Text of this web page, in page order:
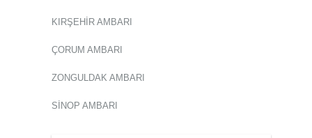
KIRŞEHİR AMBARI
ÇORUM AMBARI
ZONGULDAK AMBARI
SİNOP AMBARI